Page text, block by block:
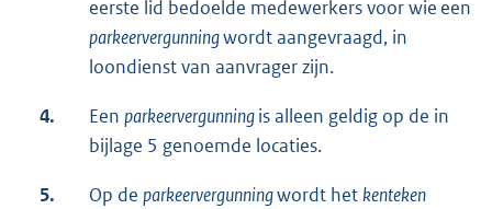
eerste lid bedoelde medewerkers voor wie een
parkeervergunningwordt aangevraagd, in
loondienst van aanvrager zijn.
4. Een parkeervergunningis alleen geldig op de in
bijlage 5 genoemde locaties.
5. Op de parkeervergunningwordt het kenteken